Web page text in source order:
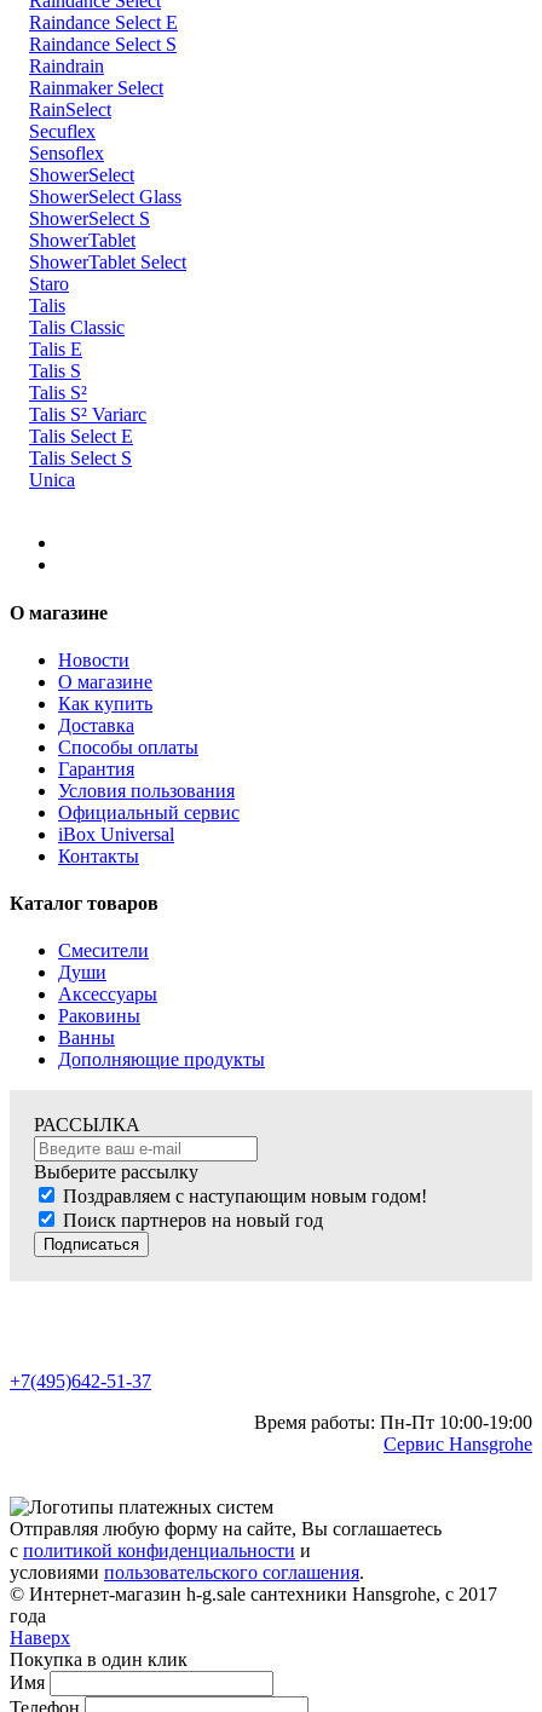
Raindance Select E
Raindance Select S
Raindrain
Rainmaker Select
RainSelect
Secuflex
Sensoflex
ShowerSelect
ShowerSelect Glass
ShowerSelect S
ShowerTablet
ShowerTablet Select
Staro
Talis
Talis Classic
Talis E
Talis S
Talis S²
Talis S² Variarc
Talis Select E
Talis Select S
Unica
О магазине
Новости
О магазине
Как купить
Доставка
Способы оплаты
Гарантия
Условия пользования
Официальный сервис
iBox Universal
Контакты
Каталог товаров
Смесители
Души
Аксессуары
Раковины
Ванны
Дополняющие продукты
РАССЫЛКА
Выберите рассылку
Поздравляем с наступающим новым годом!
Поиск партнеров на новый год
Подписаться
+7(495)642-51-37
Время работы: Пн-Пт 10:00-19:00
Сервис Hansgrohe
Отправляя любую форму на сайте, Вы соглашаетесь
с политикой конфиденциальности и
условиями пользовательского соглашения.
© Интернет-магазин h-g.sale сантехники Hansgrohe, с 2017
года
Наверх
Покупка в один клик
Имя